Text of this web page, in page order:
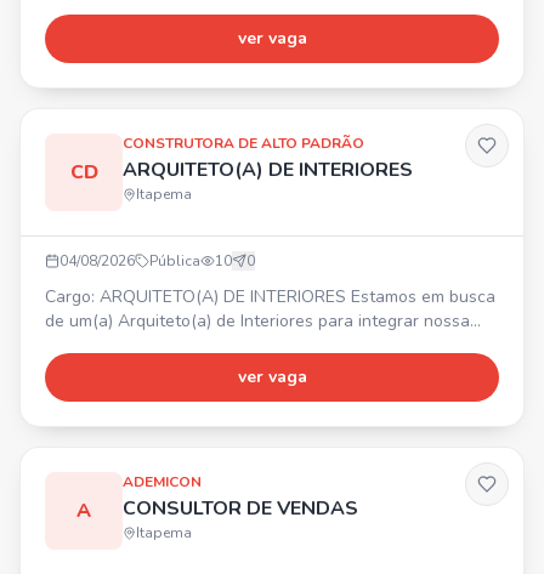
oportunidade de crescimento, reconhecimento e
valorização. Interessados, entrem em contato com Gabriel
ver vaga
CD
CONSTRUTORA DE ALTO PADRÃO
ARQUITETO(A) DE INTERIORES
Itapema
04/08/2026 Pública 10 0
Cargo: ARQUITETO(A) DE INTERIORES Estamos em busca
de um(a) Arquiteto(a) de Interiores para integrar nossa
desenvolvimento de projetos de interiores, elaboração de
layouts, modelagem 3D, levantamento de medidas,
ver vaga
A
ADEMICON
CONSULTOR DE VENDAS
Itapema